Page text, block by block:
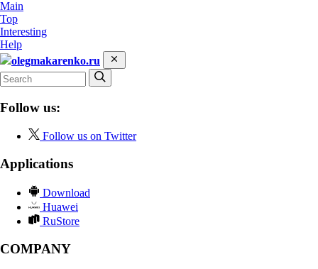
Main
Top
Interesting
Help
olegmakarenko.ru
Follow us:
Follow us on Twitter
Applications
Download
Huawei
RuStore
COMPANY